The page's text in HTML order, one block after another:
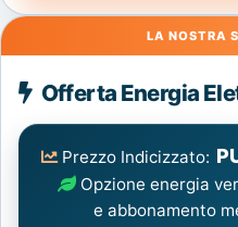
Energia
Elettrica
consigliata
Offerta Energia
Prezzo Indicizzato:
Opzione energia
e abbonamento